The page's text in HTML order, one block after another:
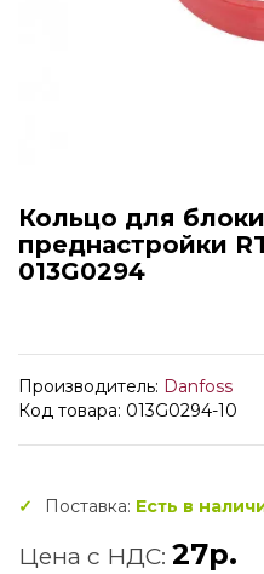
Кольцо для
преднастройки
013G0294
Производитель: Danfoss
Код товара: 013G0294-10
Поставка: Есть в
Цена с НДС: 27р.